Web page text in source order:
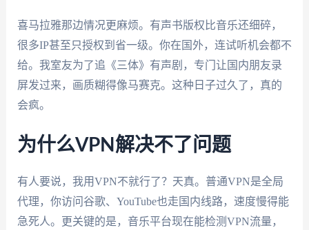
喜马拉雅那边情况更麻烦。有声书版权比音乐还细碎，
很多IP甚至只授权到省一级。你在国外，连试听机会都不
给。我室友为了追《三体》有声剧，专门让国内朋友录
屏发过来，画质糊得像马赛克。这种日子过久了，真的
会疯。
为什么VPN解决不了问题
有人要说，我用VPN不就行了？天真。普通VPN是全局
代理，你访问谷歌、YouTube也走国内线路，速度慢得能
急死人。更关键的是，音乐平台现在能检测VPN流量，